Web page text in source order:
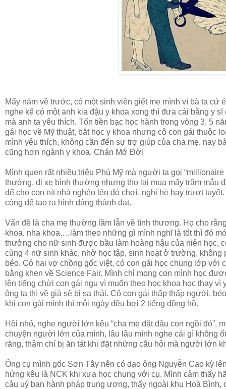
Mấy năm về trước, có một sinh viên giết mẹ mình vì bà ta cứ
nghe kể có một anh kia đậu y khoa xong thì đưa cái bằng y
mà anh ta yêu thích. Tốn tiền bạc học hành trong vòng 3, 5
gái học về Mỹ thuật, bắt học y khoa nhưng cô con gái thuộc
mình yêu thích, không cần đến sự trợ giúp của cha mẹ, nay
cũng hơn ngành y khoa. Chán Mớ Đời
Mình quen rất nhiều triệu Phú Mỹ mà người ta gọi
thường, đi xe bình thường nhưng thọ lại mua mấy trăm mẫu
để cho con nít nhà nghèo lên đó chơi, nghỉ hè hay trượt
cóng để tạo ra hình dáng thành đạt.
Vấn đề là cha mẹ thường lầm lẫn về tình thương. Họ cho
khoa, nha khoa,…làm theo những gì mình nghĩ là tốt thì đó
thưởng cho nữ sinh được bầu làm hoàng hậu của niên học,
cùng 4 nữ sinh khác, nhờ học tập, sinh hoạt ở trường, không
béo. Có hai vợ chồng gốc việt, có con gái học chung lớp với
bằng khen về Science Fair. Mình chỉ mong con mình học
lên tiếng chửi con gái ngu vì muốn theo học khoa học thay
ông ta thì về già sẽ bị sa thải. Cô con gái thấp thấp người,
khi con gái mình thì mỗi ngày đều bơi 2 tiếng đồng hồ.
Hồi nhỏ, nghe người lớn kêu “cha mẹ đặt đâu con ngồi đó”,
chuyện người lớn của mình, lâu lâu mình nghe cái gì không
răng, thậm chí bị ăn tát khi đặt những câu hỏi mà người lớn
Ông cụ mình gốc Sơn Tây nên có dạo ông Nguyễn Cao kỳ
hứng kêu là NCK khi xưa học chung với cụ. Mình cảm thấy
cảu uý ban hành pháp trung ương, thấy ngoài khu Hoà